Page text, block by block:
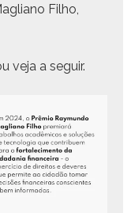
Fil­ho,
veja a seguir.